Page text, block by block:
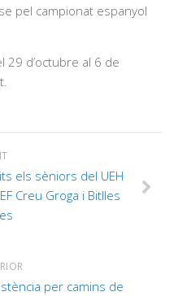
pel campionat espanyol
29 d’octubre al 6 de
els sèniors del UEH
Creu Groga i Bitlles
per camins de